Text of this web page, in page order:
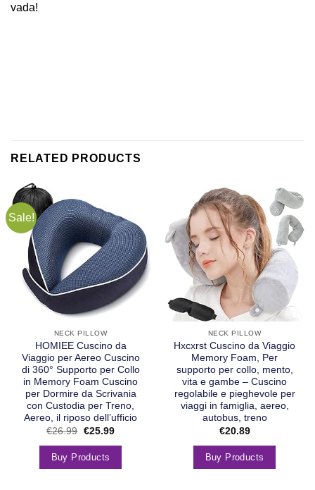
vada!
RELATED PRODUCTS
Sale!
NECK PILLOW
HOMIEE Cuscino da
Viaggio per Aereo Cuscino
di 360° Supporto per Collo
in Memory Foam Cuscino
per Dormire da Scrivania
con Custodia per Treno,
Aereo, il riposo dell’ufficio
€26.99 €25.99
Buy Products
NECK PILLOW
Hxcxrst Cuscino da Viaggio
Memory Foam, Per
supporto per collo, mento,
vita e gambe – Cuscino
regolabile e pieghevole per
viaggi in famiglia, aereo,
autobus, treno
€20.89
Buy Products